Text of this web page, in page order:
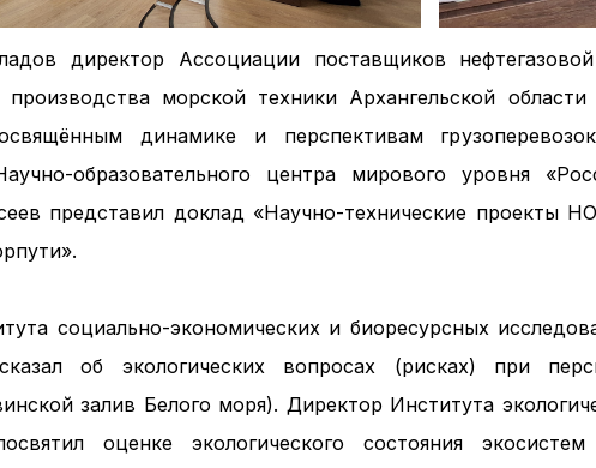
директор Ассоциации поставщиков
производства морской техники Архангельской
динамике и перспективам
образовательного центра мирового уровня
представил доклад «Научно-технические проекты
социально-экономических и биоресурсных
об экологических вопросах (рисках) при
залив Белого моря). Директор Института
оценке экологического состояния